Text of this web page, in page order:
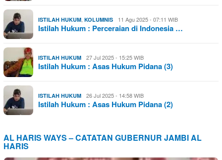
ISTILAH HUKUM, KOLUMNIS 11 Agu 2025 - 07:11 WIB
Istilah Hukum : Perceraian di Indonesia …
ISTILAH HUKUM 27 Jul 2025 - 15:25 WIB
Istilah Hukum : Asas Hukum Pidana (3)
ISTILAH HUKUM 26 Jul 2025 - 14:58 WIB
Istilah Hukum : Asas Hukum Pidana (2)
AL HARIS WAYS – CATATAN GUBERNUR JAMBI AL
HARIS